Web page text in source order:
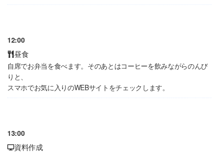
12:00
昼食
自席でお弁当を食べます。そのあとはコーヒーを飲みながらのんび
りと、
スマホでお気に入りのWEBサイトをチェックします。
13:00
資料作成